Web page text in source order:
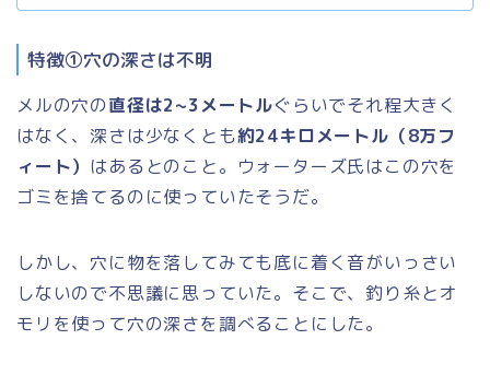
特徴①穴の深さは不明
メルの穴の直径は2~3メートルぐらいでそれ程大きく
はなく、深さは少なくとも約24キロメートル（8万フ
ィート） はあるとのこと。ウォーターズ氏はこの穴を
ゴミを捨てるのに使っていたそうだ。
しかし、穴に物を落してみても底に着く音がいっさい
しないので不思議に思っていた。そこで、釣り糸とオ
モリを使って穴の深さを調べることにした。